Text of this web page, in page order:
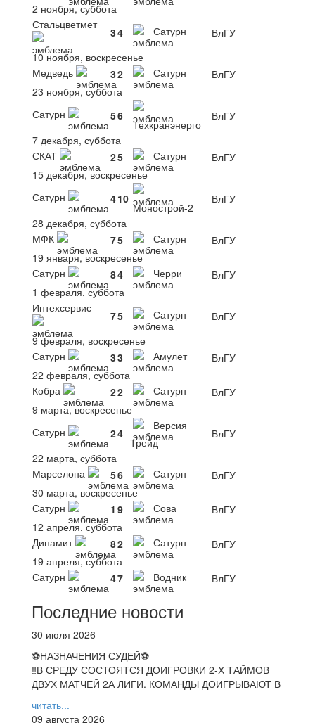
2 ноября, суббота
Стальцветмет
34 Сатурн
ВлГУ
10 ноября, воскресенье
Медведь
32 Сатурн
ВлГУ
23 ноября, суббота
Сатурн
56
Техкранэнерго
ВлГУ
7 декабря, суббота
СКАТ
25 Сатурн
ВлГУ
15 декабря, воскресенье
Сатурн
410
Монострой-2
ВлГУ
28 декабря, суббота
МФК
75 Сатурн
ВлГУ
19 января, воскресенье
Сатурн
84 Черри
ВлГУ
1 февраля, суббота
Интехсервис
75 Сатурн
ВлГУ
9 февраля, воскресенье
Сатурн
33 Амулет
ВлГУ
22 февраля, суббота
Кобра
22 Сатурн
ВлГУ
9 марта, воскресенье
Сатурн
24
Версия
Трейд
ВлГУ
22 марта, суббота
Марселона
56 Сатурн
ВлГУ
30 марта, воскресенье
Сатурн
1 9 Сова
ВлГУ
12 апреля, суббота
Динамит
82 Сатурн
ВлГУ
19 апреля, суббота
Сатурн
47 Водник ВлГУ
Последние новости
30 июля 2026
⚽НАЗНАЧЕНИЯ СУДЕЙ⚽
‼В СРЕДУ СОСТОЯТСЯ ДОИГРОВКИ 2-Х ТАЙМОВ
ДВУХ МАТЧЕЙ 2А ЛИГИ. КОМАНДЫ ДОИГРЫВАЮТ В
читать...
09 августа 2026